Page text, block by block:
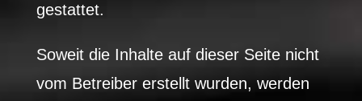
gestattet.
Soweit die Inhalte auf dieser Seite nicht
vom Betreiber erstellt wurden, werden